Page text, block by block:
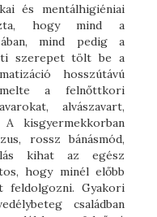
és mentálhigiéniai
hogy mind a
mind pedig a
szerepet tölt be a
hosszútávú
a felnőttkori
alvászavart,
kisgyermekkorban
rossz bánásmód,
kihat az egész
hogy minél előbb
feldolgozni. Gyakori
családban